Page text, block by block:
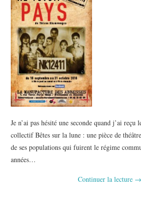
PROPOSER UN SPECTACLE
Je n’ai pas hésité une seconde quand j’ai reçu
collectif Bêtes sur la lune : une pièce de
de ses populations qui fuirent le régime
années…
Continuer la lecture →